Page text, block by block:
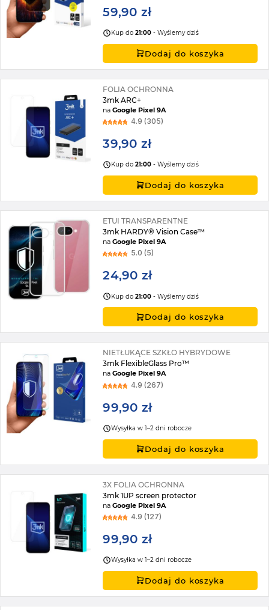
59,90 zł
Kup do21:00 - Wyślemy dziś
Dodaj do koszyka
FOLIA OCHRONNA
3mk ARC+
naGoogle Pixel 9A
4.9 (305)
39,90 zł
Kup do21:00 - Wyślemy dziś
Dodaj do koszyka
ETUI TRANSPARENTNE
3mk HARDY® Vision Case™
naGoogle Pixel 9A
5.0 (5)
24,90 zł
Kup do21:00 - Wyślemy dziś
Dodaj do koszyka
NIETŁUKĄCE SZKŁO HYBRYDOWE
3mk FlexibleGlass Pro™
naGoogle Pixel 9A
4.9 (267)
99,90 zł
Wysyłka w 1–2 dni robocze
Dodaj do koszyka
3X FOLIA OCHRONNA
3mk 1UP screen protector
naGoogle Pixel 9A
4.9 (127)
99,90 zł
Wysyłka w 1–2 dni robocze
Dodaj do koszyka